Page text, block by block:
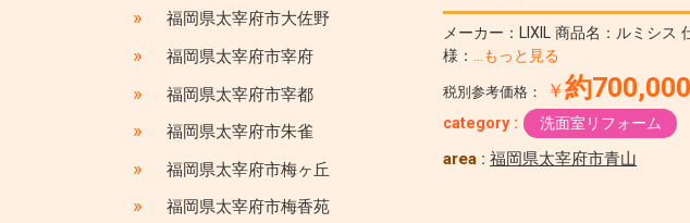
メーカー：LIXIL 商品名：ルミシス
様：
…もっと見る
税別参考価格： ￥ 約700,000
category : 洗面室リフォーム
area : 福岡県太宰府市青山
» 福岡県太宰府市大佐野
» 福岡県太宰府市宰府
» 福岡県太宰府市宰都
» 福岡県太宰府市朱雀
» 福岡県太宰府市梅ヶ丘
» 福岡県太宰府市梅香苑